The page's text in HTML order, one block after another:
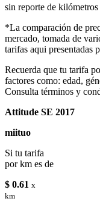
sin reporte de kilómetros
*La comparación de
mercado, tomada de
tarifas aqui presentadas
Recuerda que tu tarifa
factores como: edad,
Consulta términos y
Attitude SE 2017
miituo
Si tu tarifa
por km es de
$ 0.61 x
km